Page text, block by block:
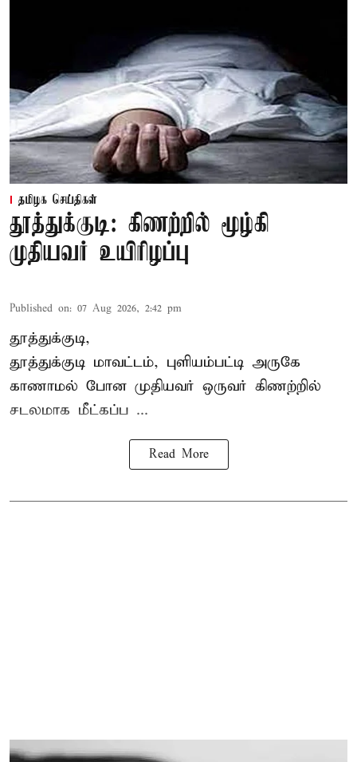
தமிழக செய்திகள்
தூத்துக்குடி: கிணற்றில் மூழ்கி
முதியவர் உயிரிழப்பு
Published on: 07 Aug 2026, 2:42 pm
தூத்துக்குடி,
தூத்துக்குடி மாவட்டம், புளியம்பட்டி அருகே
காணாமல் போன முதியவர் ஒருவர் கிணற்றில்
சடலமாக மீட்கப்ப ...
Read More